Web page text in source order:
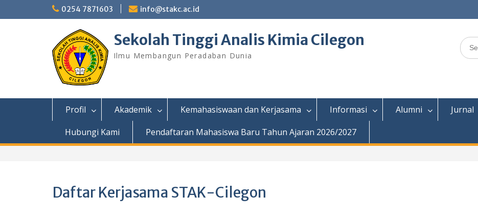
0254 7871603 info@stakc.ac.id
Sekolah Tinggi Analis Kimia Cilegon
Ilmu Membangun Peradaban Dunia
Search
for:
Profil Akademik Kemahasiswaan dan Kerjasama Informasi Alumni Jurnal
Hubungi Kami
Pendaftaran Mahasiswa Baru Tahun Ajaran 2026/2027
Daftar Kerjasama STAK-Cilegon